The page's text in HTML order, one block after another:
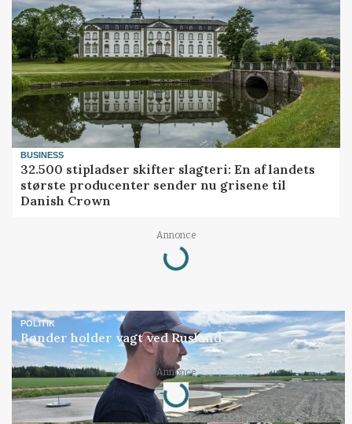
BUSINESS
32.500 stipladser skifter slagteri: En af landets
største producenter sender nu grisene til
Danish Crown
Annonce
Loading...
POLITIK
Bønder holder vagt ved Rusland
Annonce
Loading...